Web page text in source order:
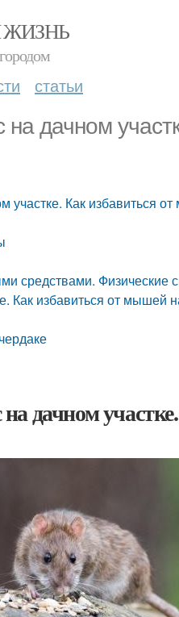
статьи
на дачном
участке. Как избавиться
средствами. Физические
Как избавиться от мышей
дачном